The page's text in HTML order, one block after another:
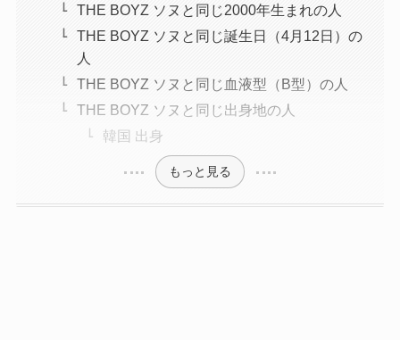
THE BOYZ ソヌと同じ2000年生まれの人
THE BOYZ ソヌと同じ誕生日（4月12日）の
人
THE BOYZ ソヌと同じ血液型（B型）の人
THE BOYZ ソヌと同じ出身地の人
韓国 出身
もっと見る